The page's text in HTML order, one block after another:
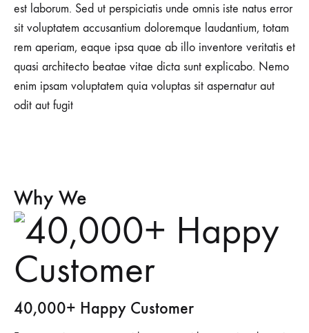
est laborum. Sed ut perspiciatis unde omnis iste natus error
sit voluptatem accusantium doloremque laudantium, totam
rem aperiam, eaque ipsa quae ab illo inventore veritatis et
quasi architecto beatae vitae dicta sunt explicabo. Nemo
enim ipsam voluptatem quia voluptas sit aspernatur aut
odit aut fugit
Why We
40,000+ Happy Customer